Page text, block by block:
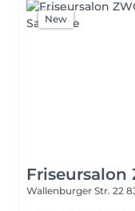
New
Friseursalon
Wallenburger Str. 22